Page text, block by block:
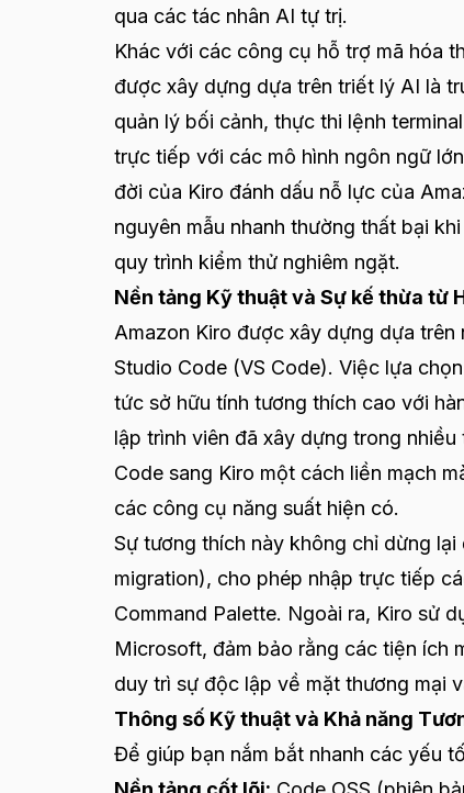
qua các tác nhân AI tự trị.
Khác với các công cụ hỗ trợ mã hóa
được xây dựng dựa trên triết lý AI là
quản lý bối cảnh, thực thi lệnh
trực tiếp với các mô hình ngôn ngữ
đời của Kiro đánh dấu nỗ lực của
nguyên mẫu nhanh thường thất bại
quy trình kiểm thử nghiêm ngặt.
Nền tảng Kỹ thuật và Sự kế thừa từ
Amazon Kiro được xây dựng dựa trên
Studio Code (VS Code). Việc lựa
tức sở hữu tính tương thích cao với
lập trình viên đã xây dựng trong
Code sang Kiro một cách liền mạch
các công cụ năng suất hiện có.
Sự tương thích này không chỉ dừng
migration), cho phép nhập trực tiếp
Command Palette. Ngoài ra, Kiro sử
Microsoft, đảm bảo rằng các tiện ích
duy trì sự độc lập về mặt thương mại
Thông số Kỹ thuật và Khả năng
Để giúp bạn nắm bắt nhanh các yếu